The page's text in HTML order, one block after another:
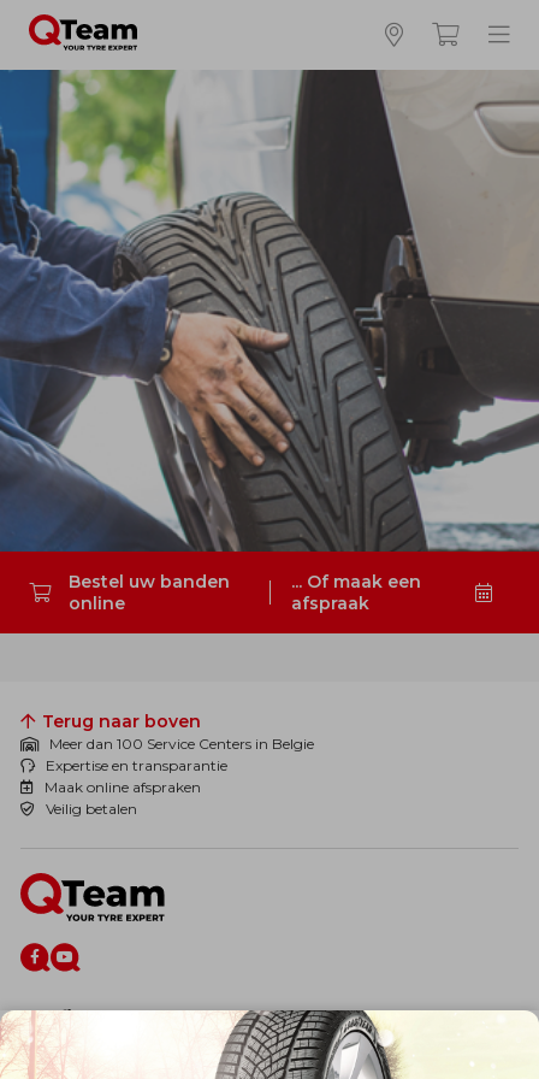
Bestel uw banden
online
... Of maak een
afspraak
Kies en bestel uw banden online
Waar vind ik mijn bandenmaat?
Zomerbanden
4 seizoenen
Winterbanden
Breedte *
Hoogte *
Inch *
Terug naar boven
Meer dan 100 Service Centers in Belgie
Expertise en transparantie
Maak online afspraken
Veilig betalen
De firma
Wie zijn wij?
Blog